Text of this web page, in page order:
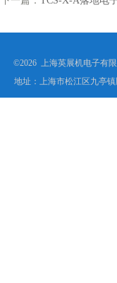
©2026 上海英展机电子有
地址：上海市松江区九亭镇